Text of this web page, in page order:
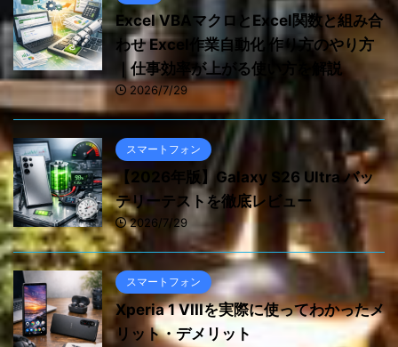
Excel VBAマクロとExcel関数と組み合
わせ Excel作業自動化 作り方のやり方
｜仕事効率が上がる使い方を解説
2026/7/29
スマートフォン
【2026年版】Galaxy S26 Ultra バッ
テリーテストを徹底レビュー
2026/7/29
スマートフォン
Xperia 1 VIIIを実際に使ってわかったメ
リット・デメリット